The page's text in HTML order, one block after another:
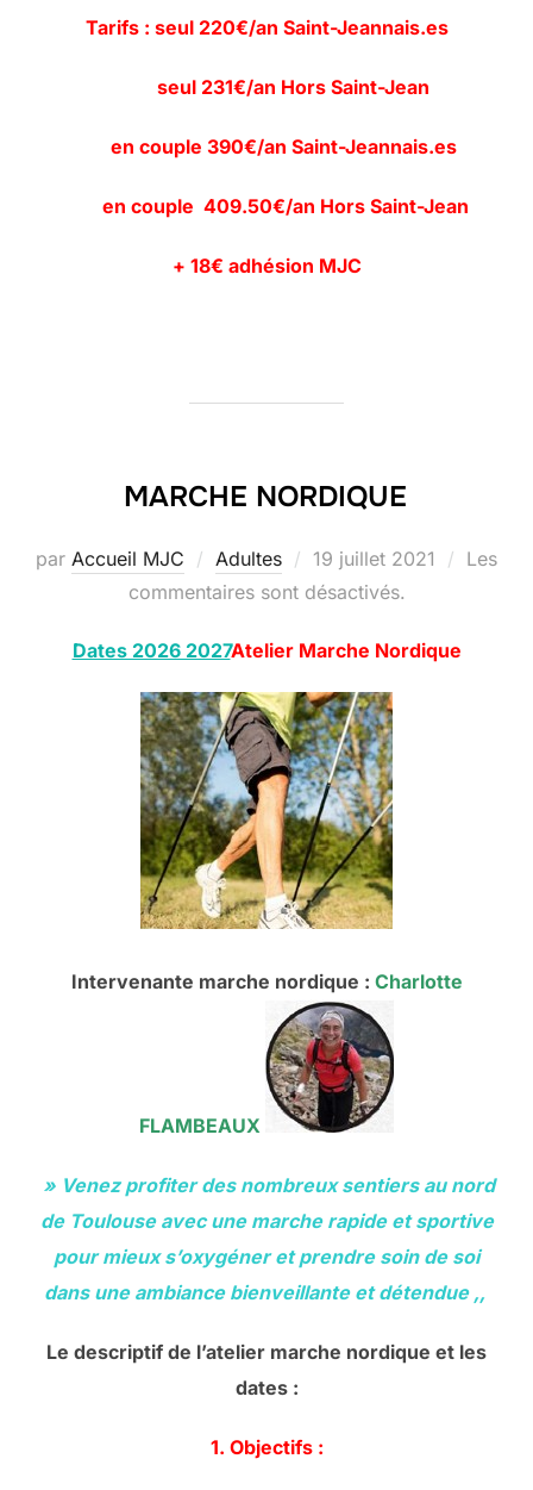
Tarifs : seul 220€/an Saint-Jeannais.es
seul 231€/an Hors Saint-Jean
en couple 390€/an Saint-Jeannais.es
en couple 409.50€/an Hors Saint-Jean
+ 18€ adhésion MJC
MARCHE NORDIQUE
par Accueil MJC Adultes
Publié
le
19 juillet 2021
Les
commentaires sont désactivés.
Dates 2026 2027Atelier Marche Nordique
Intervenante marche nordique : Charlotte
FLAMBEAUX
» Venez profiter des nombreux sentiers au nord
de Toulouse avec une marche rapide et sportive
pour mieux s’oxygéner et prendre soin de soi
dans une ambiance bienveillante et détendue ,,
Le descriptif de l’atelier marche nordique et les
dates :
1. Objectifs :